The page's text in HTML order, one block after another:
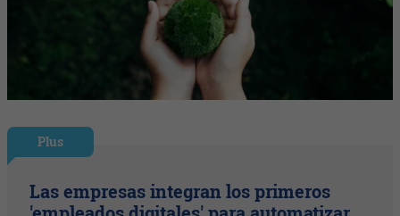
Plus
Las empresas integran los primeros